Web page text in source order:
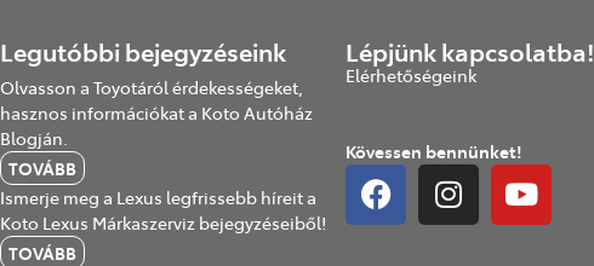
Legutóbbi bejegyzéseink
Olvasson a Toyotáról érdekességeket,
hasznos információkat a Koto Autóház
Blogján.
TOVÁBB
Ismerje meg a Lexus legfrissebb híreit a
Koto Lexus Márkaszerviz bejegyzéseiből!
TOVÁBB
Lépjünk kapcsolatba!
Elérhetőségeink
Kövessen bennünket!